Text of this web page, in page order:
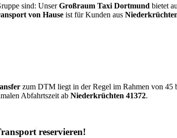
sind: UnserGroßraum Taxi Dortmund bietet
von Hause ist für Kunden aus
zum DTM liegt in der Regel im Rahmen von 45
Abfahrtszeit ab Niederkrüchten 41372.
reservieren!